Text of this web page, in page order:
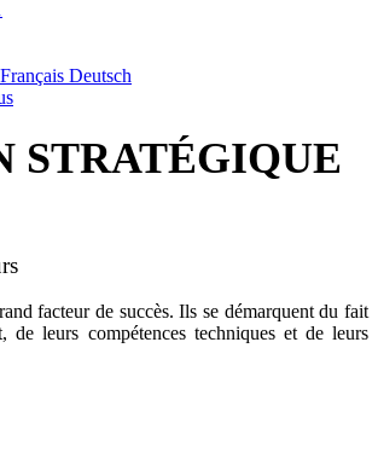
Français Deutsch
STRATÉGIQUE
facteur de succès. Ils se démarquent du fait
de leurs compétences techniques et de leurs